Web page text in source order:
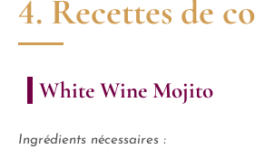
4. Recettes de
White Wine Mojito
Ingrédients nécessaires :